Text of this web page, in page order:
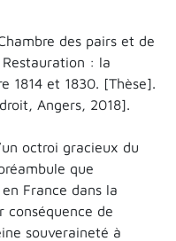
des pairs et de
Restauration : la
1814 et 1830. [Thèse].
Angers, 2018].
octroi gracieux du
que
France dans la
conséquence de
souveraineté à